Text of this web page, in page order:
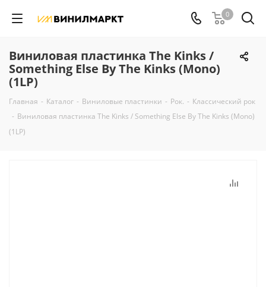
0
Виниловая пластинка The Kinks /
Something Else By The Kinks (Mono)
(1LP)
Главная - Каталог - Виниловые пластинки - Рок. - Классический рок
- Виниловая пластинка The Kinks / Something Else By The Kinks (Mono)
(1LP)